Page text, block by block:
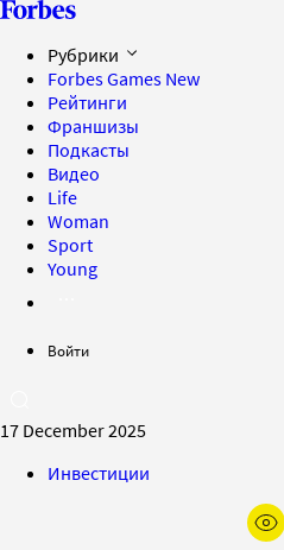
Рубрики
Forbes Games New
Рейтинги
Франшизы
Подкасты
Видео
Life
Woman
Sport
Young
Войти
17 December 2025
Инвестиции